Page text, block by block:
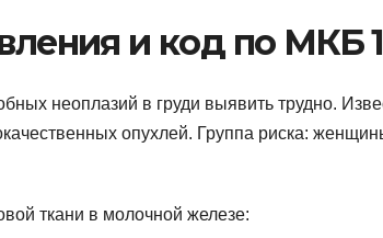
и код по МКБ
неоплазий в груди выявить трудно.
опухлей. Группа риска:
ткани в молочной железе: